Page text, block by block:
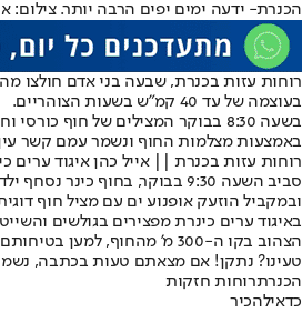
הכנרת- ידעה ימים יפים הרבה יותר. צילום:
רוחות עזות בכנרת, שבעה בני אדם חולצו
בעוצמה של עד 40 קמ"ש בשעות הצוהריים.
באמצעות מצלמות החוף ונשמר עמם קשר עין
רוחות עזות בכנרת || אייל כהן איגוד ערים
ובמקביל הוזעק אופנוע ים עם מציל חוף
באיגוד ערים כינרת מפצירים בגולשים
הצהוב בקו ה-300 מ' מהחוף, למען בטיחותם.
טעינו? נתקן! אם מצאתם טעות בכתבה,
הכנרתרוחות חזקות
כדאילהכיר